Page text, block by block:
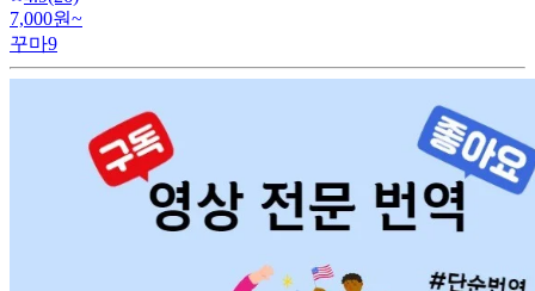
7,000원~
꾸마9